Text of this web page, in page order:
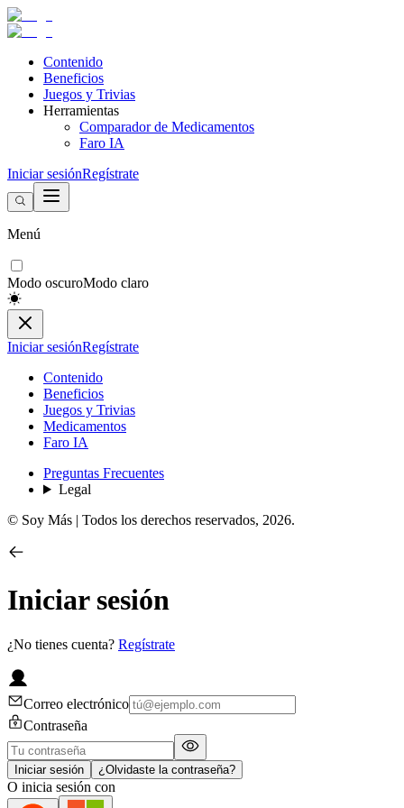
Contenido
Beneficios
Juegos y Trivias
Herramientas
Comparador de Medicamentos
Faro IA
Iniciar sesiónRegístrate
Menú
Modo oscuroModo claro
Iniciar sesiónRegístrate
Contenido
Beneficios
Juegos y Trivias
Medicamentos
Faro IA
Preguntas Frecuentes
Legal
© Soy Más | Todos los derechos reservados, 2026.
Iniciar sesión
¿No tienes cuenta? Regístrate
Correo electrónico
Contraseña
Iniciar sesión ¿Olvidaste la contraseña?
O inicia sesión con